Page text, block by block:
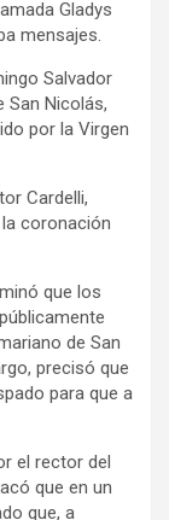
Gladys
mensajes.
Salvador
San Nicolás,
por la Virgen
Cardelli,
coronación
que los
de San
precisó que
para que a
el rector del
que en un
que, a